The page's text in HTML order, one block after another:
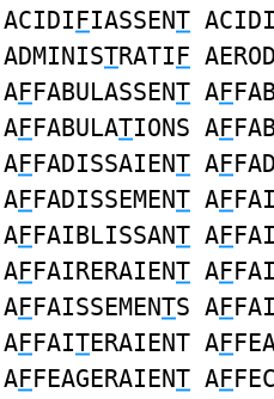
ACIDIFIASSENT ACIDI
ADMINISTRATIF
AFFABULASSENT AF
AFFABULATIONS AF
AFFADISSAIENT AF
AFFADISSEMENT AF
AFFAIBLISSANT AF
AFFAIRERAIENT AF
AFFAISSEMENTS AFFAI
AFFAITERAIENT AF
AFFEAGERAIENT AFFEC